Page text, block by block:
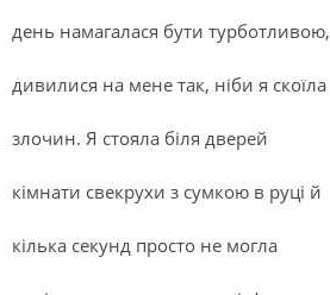
день намагалася бути турботливою,
дивилися на мене так, ніби я скоїла
злочин. Я стояла біля дверей
кімнати свекрухи з сумкою в руці й
кілька секунд просто не могла